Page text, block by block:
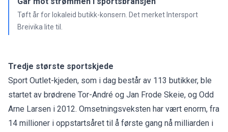
Tøft år for lokaleid butikk-konsern. Det merket Intersport
Breivika lite til.
Tredje største sportskjede
Sport Outlet-kjeden, som i dag består av 113 butikker, ble
startet av brødrene Tor-André og Jan Frode Skeie, og Odd
Arne Larsen i 2012. Omsetningsveksten har vært enorm, fra
14 millioner i oppstartsåret til å første gang nå milliarden i